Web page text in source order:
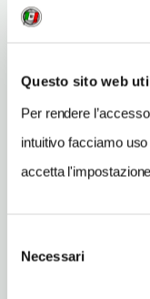
Questo sito web
Per rendere
intuitivo facciamo
accetta
delNecessari
INDIRIZZO EMAIL
TELEFONO
TIPO DI CUCINA